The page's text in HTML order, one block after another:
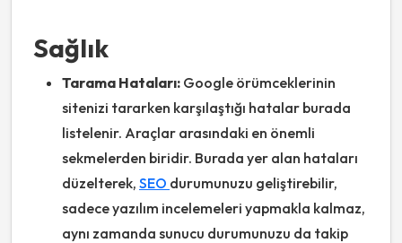
Sağlık
Tarama Hataları: Google örümceklerinin
sitenizi tararken karşılaştığı hatalar burada
listelenir. Araçlar arasındaki en önemli
sekmelerden biridir. Burada yer alan hataları
düzelterek, SEO durumunuzu geliştirebilir,
sadece yazılım incelemeleri yapmakla kalmaz,
aynı zamanda sunucu durumunuzu da takip